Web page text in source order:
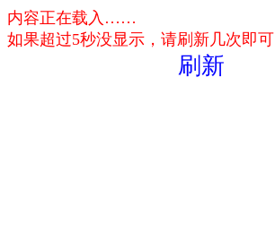
内容正在载入……
如果超过5秒没显示，请刷新几次即可
刷新